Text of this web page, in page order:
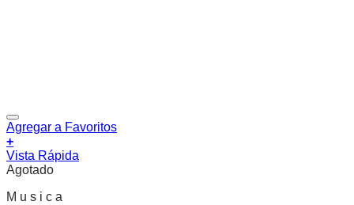
Agregar a Favoritos
+
Vista Rápida
Agotado
M u s i c a